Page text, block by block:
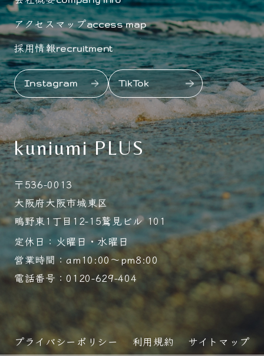
アクセスマップaccess map
採用情報recruitment
Instagram TikTok
kuniumi PLUS
〒536-0013
大阪府大阪市城東区
鴫野東1丁目12-15鷲見ビル 101
定休日：火曜日・水曜日
営業時間：am10:00～pm8:00
電話番号：0120-629-404
プライバシーポリシー 利用規約 サイトマップ